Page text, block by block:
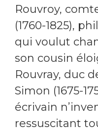
Rouvroy,
(1760-1825),
qui voulut
son cousin
Rouvray, duc
Simon (1675-
écrivain
ressuscitant